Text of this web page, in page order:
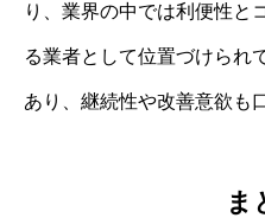
り、業界の中では利便性と
る業者として位置づけられ
あり、継続性や改善意欲も
ま